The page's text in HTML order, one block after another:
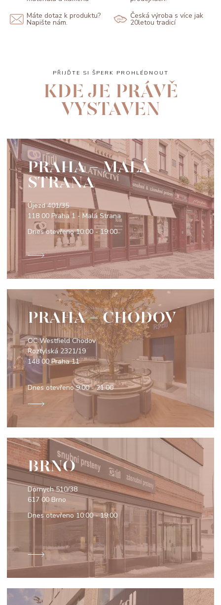
Máte dotaz k produktu?
Napište nám.
Česká výroba s více jak
20letou tradicí
PŘIJĎTE SI ŠPERK PROHLÉDNOUT
KDE JE PRÁVĚ
VYSTAVEN
PRAHA - MALÁ
STRANA
Újezd 401/35
118 00 Praha 1 - Malá Strana
Dnes otevřeno10:00 - 19:00
PRAHA - CHODOV
OC Westfield Chodov
Roztylská 2321/19
148 00 Praha 11
Dnes otevřeno9:00 - 21:00
BRNO
Dornych 510/38
617 00 Brno
Dnes otevřeno 10:00 - 19:00